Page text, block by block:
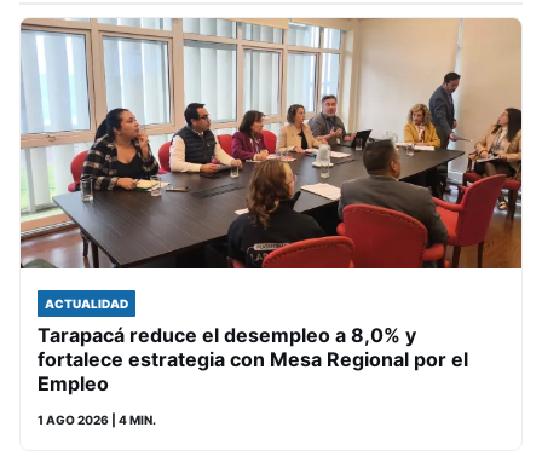
ACTUALIDAD
Tarapacá reduce el desempleo a 8,0% y
fortalece estrategia con Mesa Regional por el
Empleo
1 AGO 2026 | 4 MIN.